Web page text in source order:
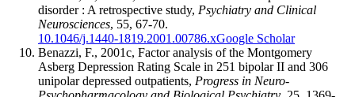
disorder : A retrospective study, Psychiatry and Clinical
Neurosciences, 55, 67-70.
10.1046/j.1440-1819.2001.00786.xGoogle Scholar
Benazzi, F., 2001c, Factor analysis of the Montgomery
Asberg Depression Rating Scale in 251 bipolar II and 306
unipolar depressed outpatients, Progress in Neuro-